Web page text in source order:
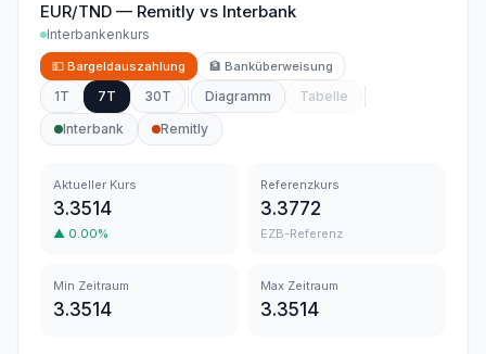
EUR/TND — Remitly vs Interbank
Interbankenkurs
💵 Bargeldauszahlung 🏦 Banküberweisung
1T 7T 30T Diagramm
Tabelle
Interbank
Remitly
Aktueller Kurs
3.3514
▲ 0.00%
Referenzkurs
3.3772
EZB-Referenz
Min Zeitraum
3.3514
Max Zeitraum
3.3514